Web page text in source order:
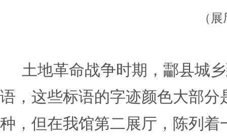
（展厅陈列
土地革命战争时期，酃县城
语，这些标语的字迹颜色大部分
种，但在我馆第二展厅，陈列着